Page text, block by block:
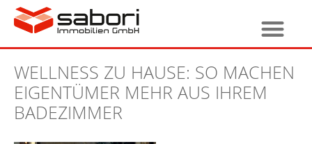
WELLNESS ZU HAUSE: SO MACHEN
EIGENTÜMER MEHR AUS IHREM
BADEZIMMER